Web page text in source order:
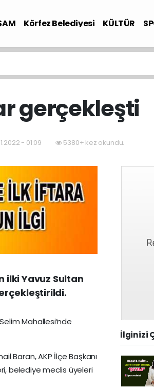
Körfez Belediyesi KÜLTÜR
gerçekleşti
- 01:09 5380+ kez okundu.
ilki Yavuz Sultan
Mahallesi’nde
Baran, AKP İlçe Başkanı
belediye meclis üyeleri
İlginizi